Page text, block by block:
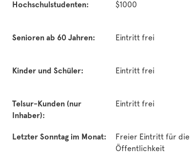
Hochschulstudenten: $1000
Senioren ab 60 Jahren: Eintritt frei
Kinder und Schüler: Eintritt frei
Telsur-Kunden (nur
Inhaber):
Eintritt frei
Letzter Sonntag im Monat:
Freier Eintritt für die
Öffentlichkeit